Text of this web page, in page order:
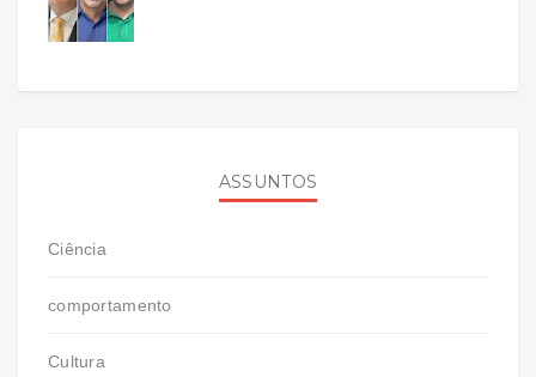
ASSUNTOS
Ciência
comportamento
Cultura